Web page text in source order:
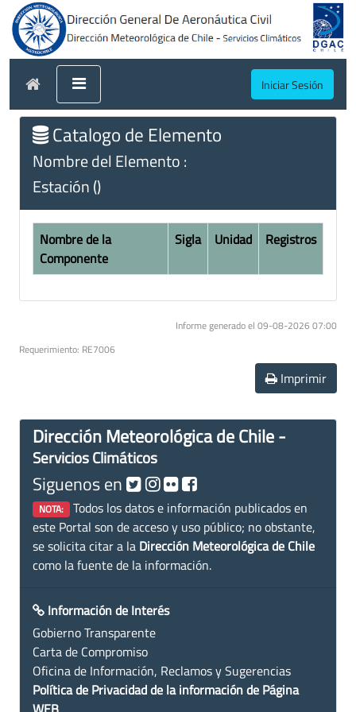
Iniciar Sesión
Catalogo de Elemento
Nombre del Elemento :
Estación ()
Nombre de la
Componente
Sigla Unidad Registros
Informe generado el 09-08-2026 07:00
Requerimiento: RE7006
Imprimir
Dirección Meteorológica de Chile -
Servicios Climáticos
Siguenos en
NOTA: Todos los datos e información publicados en
este Portal son de acceso y uso público; no obstante,
se solicita citar a la Dirección Meteorológica de Chile
como la fuente de la información.
Información de Interés
Gobierno Transparente
Carta de Compromiso
Oficina de Información, Reclamos y Sugerencias
Política de Privacidad de la información de Página